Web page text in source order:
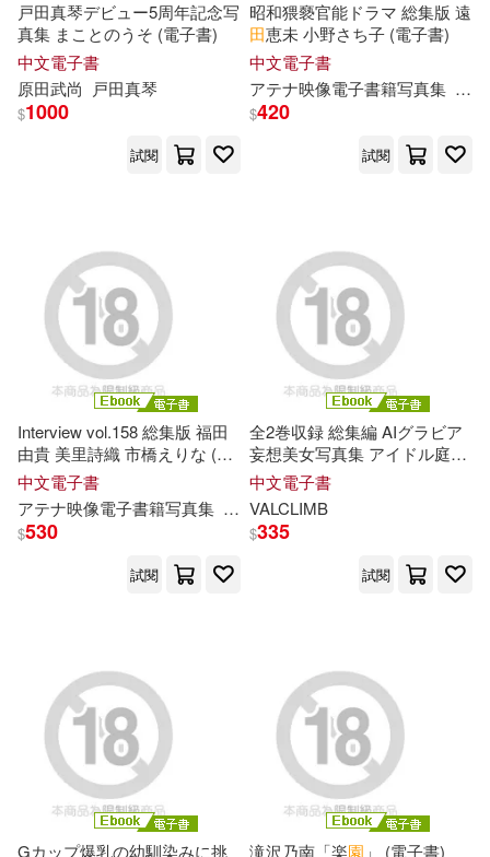
門田昌子(23) HA(22)
SEXAgent(22)
グローバルメディアエンタテイン
初雲(22)
水龍敬(22)
船津紳平(22) 賀東招二(22)
霜月灰吏(22) Last Note.(21)
kumikouj(21) 大詩理惠(21)
宝田もなみ(21)
牛頓教科書編輯群(21)
紙上魔方(21) れいむ(20)
乘附雅春(20) 寺田ここの(20)
遼寧科學技術出版社(80)
中國水利水電出版社(78)
中國少年兒童出版社(77)
長江少年兒童出版社(77)
鼎文(76) 台北市立動物園(75)
湖北少年兒童出版社(74)
三采(73)
浙江人民美術出版社(72)
東京ニュース通信社(71)
根華(71)
戸田真琴デビュー5周年記念写
真集 まことのうそ (電子書)
中文電子書
原田武尚
戸田真琴
$1000
試閱
昭和猥褻官能ドラマ 総集版 遠
田恵未 小野さち子 (電子書)
中文電子書
アテナ映像電子書籍写真集 小
$420
試閱
Interview vol.158 総集版 福田
由貴 美里詩織 市橋えりな (電
子書)
中文電子書
アテナ映像電子書籍写真集 市橋えりな 福田由貴
$530
試閱
全2巻収録 総集編 AIグラビア
妄想美女写真集 アイドル庭園
撮影会 PART01+02 (電子書)
中文電子書
VALCLIMB
$335
試閱
Gカップ爆乳の幼馴染みに挑
滝沢乃南「楽園 」 (電子書)